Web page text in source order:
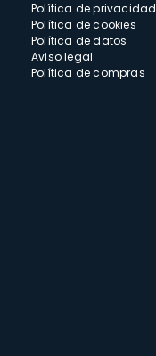
Política de privacidad
Política de cookies
Política de datos
Aviso legal
Política de compras